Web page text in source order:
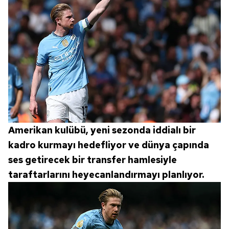
6698 sayılı Kişisel Verilerin Korunması Kanunu uyarınca
hazırlanmış Aydınlatma Metnimizi okumak ve sitemizde
ilgili mevzuata uygun olarak kullanılan çerezlerle ilgili bilgi
almak için lütfentıklayınız
Amerikan kulübü, yeni sezonda iddialı bir
kadro kurmayı hedefliyor ve dünya çapında
ses getirecek bir transfer hamlesiyle
taraftarlarını heyecanlandırmayı planlıyor.